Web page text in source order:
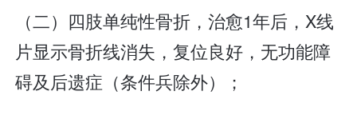
（二）四肢单纯性骨折，治愈1年后，X线
片显示骨折线消失，复位良好，无功能障
碍及后遗症（条件兵除外）；